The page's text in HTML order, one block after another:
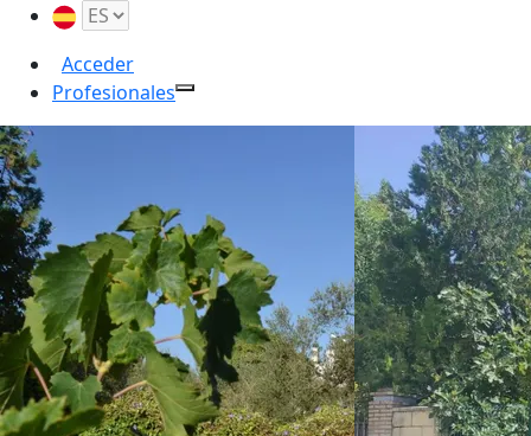
Acceder
Profesionales